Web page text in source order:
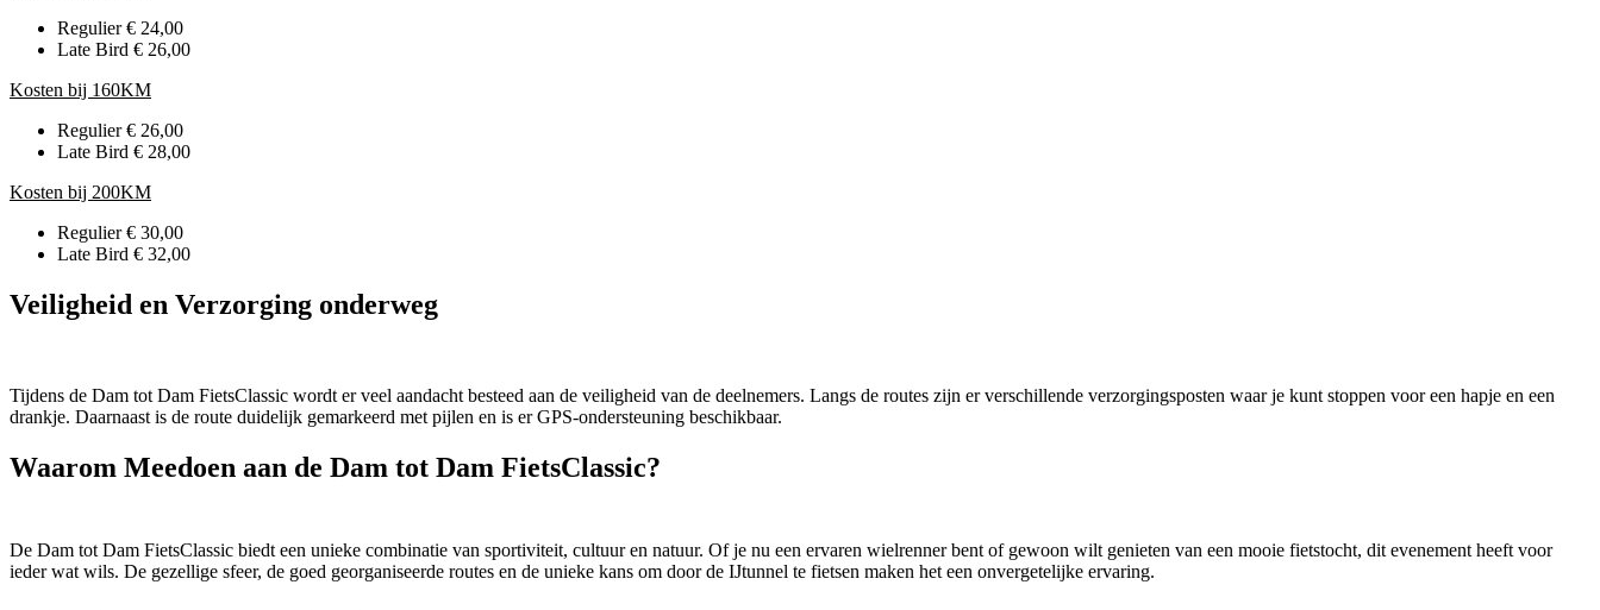
Regulier € 24,00
Late Bird € 26,00
Kosten bij 160KM
Regulier € 26,00
Late Bird € 28,00
Kosten bij 200KM
Regulier € 30,00
Late Bird € 32,00
Veiligheid en Verzorging onderweg
Tijdens de Dam tot Dam FietsClassic wordt er veel aandacht besteed aan de veiligheid van de deelnemers. Langs de routes zijn er verschillende verzorgingsposten waar je kunt stoppen voor een hapje en een
drankje. Daarnaast is de route duidelijk gemarkeerd met pijlen en is er GPS-ondersteuning beschikbaar.
Waarom Meedoen aan de Dam tot Dam FietsClassic?
De Dam tot Dam FietsClassic biedt een unieke combinatie van sportiviteit, cultuur en natuur. Of je nu een ervaren wielrenner bent of gewoon wilt genieten van een mooie fietstocht, dit evenement heeft voor
ieder wat wils. De gezellige sfeer, de goed georganiseerde routes en de unieke kans om door de IJtunnel te fietsen maken het een onvergetelijke ervaring.